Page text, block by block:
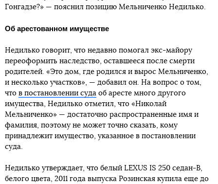
Гонгадзе?» — пояснил позицию Мельниченко Недилько.
Об арестованном имуществе
Недилько говорит, что недавно помогал экс-майору
переоформить наследство, оставшееся после смерти
родителей. «Это дом, где родился и вырос Мельниченко,
и несколько участков», — добавил он. На вопрос о том,
что в постановлении суда об аресте много другого
имущества, Недилько отметил, что «Николай
Мельниченко» — достаточно распространенные имя и
фамилия, поэтому не может точно сказать, кому
принадлежит имущество, указанное в постановлении
суда.
Недилько утверждает, что белый LEXUS IS 250 седан-В,
белого цвета, 2011 года выпуска Розинская купила еще до